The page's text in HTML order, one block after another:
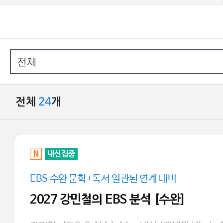
전체 24개
N 내신집중
EBS 수완 문학+독서 일관된 연계 대비
2027 강민철의 EBS 분석 [수완]